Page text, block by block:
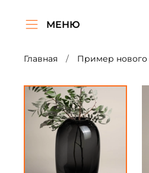
МЕНЮ
Главная Пример нового